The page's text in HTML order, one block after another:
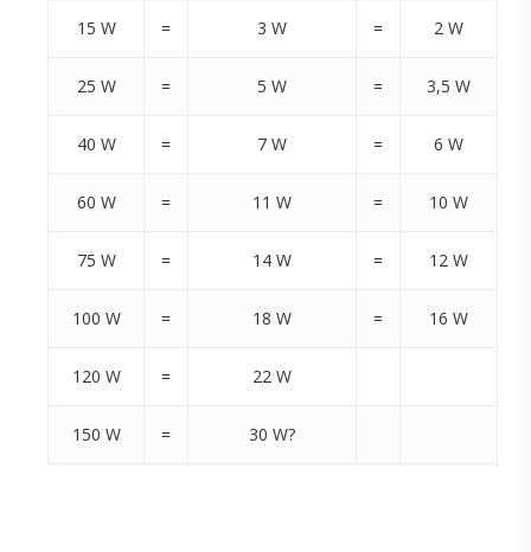
15 W = 3 W = 2 W
25 W = 5 W = 3,5 W
40 W = 7 W = 6 W
60 W = 11 W = 10 W
75 W = 14 W = 12 W
100 W = 18 W = 16 W
120 W = 22 W
150 W = 30 W?